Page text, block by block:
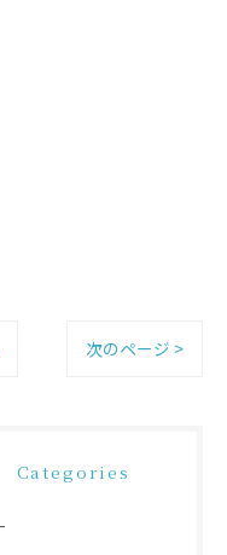
次のページ >
Categories